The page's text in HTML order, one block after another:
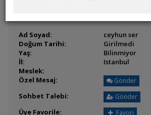
Ad Soyad:
ceyhun ser
Doğum Tarihi:
Girilmedi
Yaş:
Bilinmiyor
İl:
Istanbul
Meslek:
Özel Mesaj:
Gönder
Sohbet Talebi: Gönder
Üye Favorile: Favori